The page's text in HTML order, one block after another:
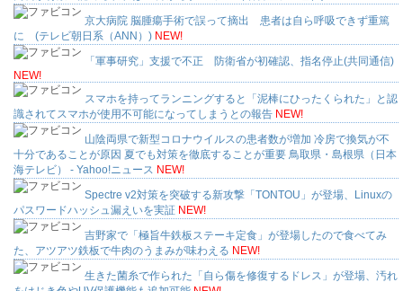
京大病院 脳腫瘍手術で誤って摘出 患者は自ら呼吸できず重篤
に (テレビ朝日系（ANN）) NEW!
「軍事研究」支援で不正 防衛省が初確認、指名停止(共同通信)
NEW!
スマホを持ってランニングすると「泥棒にひったくられた」と認
識されてスマホが使用不可能になってしまうとの報告 NEW!
山陰両県で新型コロナウイルスの患者数が増加 冷房で換気が不
十分であることが原因 夏でも対策を徹底することが重要 鳥取県・島根県（日本
海テレビ） - Yahoo!ニュース NEW!
Spectre v2対策を突破する新攻撃「TONTOU」が登場、Linuxの
パスワードハッシュ漏えいを実証 NEW!
吉野家で「極旨牛鉄板ステーキ定食」が登場したので食べてみ
た、アツアツ鉄板で牛肉のうまみが味わえる NEW!
生きた菌糸で作られた「自ら傷を修復するドレス」が登場、汚れ